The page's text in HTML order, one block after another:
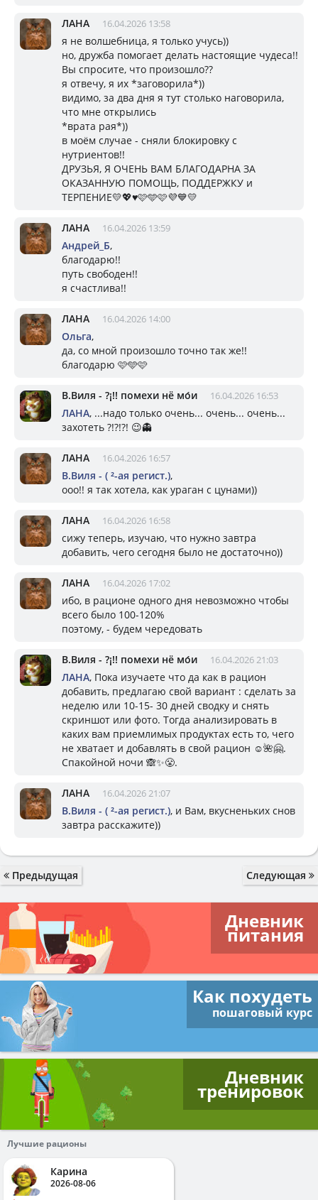
ЛАНА 16.04.2026 13:58
я не волшебница, я только учусь))
но, дружба помогает делать настоящие чудеса!!
Вы спросите, что произошло??
я отвечу, я их *заговорила*))
видимо, за два дня я тут столько наговорила,
что мне открылись
*врата рая*))
в моём случае - сняли блокировку с
нутриентов!!
ДРУЗЬЯ, Я ОЧЕНЬ ВАМ БЛАГОДАРНА ЗА
ОКАЗАННУЮ ПОМОЩЬ, ПОДДЕРЖКУ и
ТЕРПЕНИЕ💛💖♥️🩷🩵🩷💜💙💛
ЛАНА 16.04.2026 13:59
Андрей_Б,
благодарю!!
путь свободен!!
я счастлива!!
ЛАНА 16.04.2026 14:00
Ольга,
да, со мной произошло точно так же!!
благодарю 🩷🩵🩷
В.Виля - ?¡!! помехи нё мо́и 16.04.2026 16:53
ЛАНА, ...надо только очень... очень... очень...
захотеть ?!?!?! 😉👻
ЛАНА 16.04.2026 16:57
В.Виля - ( ²-ая регист.),
ооо!! я так хотела, как ураган с цунами))
ЛАНА 16.04.2026 16:58
сижу теперь, изучаю, что нужно завтра
добавить, чего сегодня было не достаточно))
ЛАНА 16.04.2026 17:02
ибо, в рационе одного дня невозможно чтобы
всего было 100-120%
поэтому, - будем чередовать
В.Виля - ?¡!! помехи нё мо́и 16.04.2026 21:03
ЛАНА, Пока изучаете что да как в рацион
добавить, предлагаю свой вариант : сделать за
неделю или 10-15- 30 дней сводку и снять
скриншот или фото. Тогда анализировать в
каких вам приемлимых продуктах есть то, чего
не хватает и добавлять в свой рацион ☺️🌺🤗.
Спакойной ночи 🙈✨😤.
ЛАНА 16.04.2026 21:07
В.Виля - ( ²-ая регист.), и Вам, вкусненьких снов
завтра расскажите))
Предыдущая Следующая
Дневник
питания
Как похудеть
пошаговый курс
Дневник
тренировок
Лучшие рационы
Карина
2026-08-06